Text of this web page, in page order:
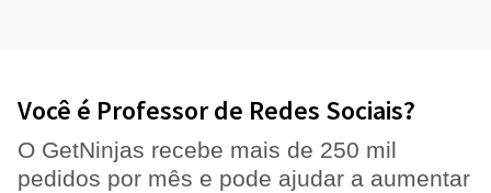
Você é Professor de Redes Sociais?
O GetNinjas recebe mais de 250 mil
pedidos por mês e pode ajudar a aumentar